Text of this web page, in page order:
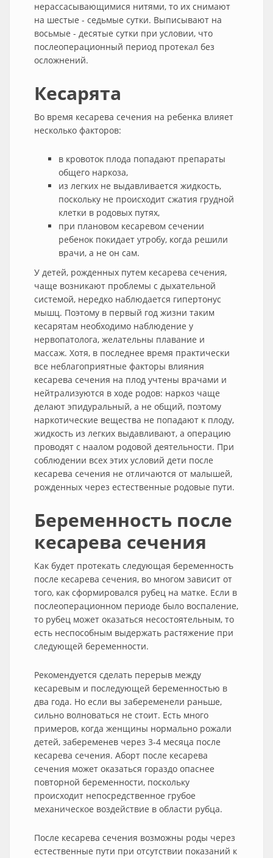
нерассасывающимися нитями, то их снимают
на шестые - седьмые сутки. Выписывают на
восьмые - десятые сутки при условии, что
послеоперационный период протекал без
осложнений.
Кесарята
Во время кесарева сечения на ребенка влияет
несколько факторов:
в кровоток плода попадают препараты
общего наркоза,
из легких не выдавливается жидкость,
поскольку не происходит сжатия грудной
клетки в родовых путях,
при плановом кесаревом сечении
ребенок покидает утробу, когда решили
врачи, а не он сам.
У детей, рожденных путем кесарева сечения,
чаще возникают проблемы с дыхательной
системой, нередко наблюдается гипертонус
мышц. Поэтому в первый год жизни таким
кесарятам необходимо наблюдение у
нервопатолога, желательны плавание и
массаж. Хотя, в последнее время практически
все неблагоприятные факторы влияния
кесарева сечения на плод учтены врачами и
нейтрализуются в ходе родов: наркоз чаще
делают эпидуральный, а не общий, поэтому
наркотические вещества не попадают к плоду,
жидкость из легких выдавливают, а операцию
проводят с наалом родовой деятельности. При
соблюдении всех этих условий дети после
кесарева сечения не отличаются от малышей,
рожденных через естественные родовые пути.
Беременность после
кесарева сечения
Как будет протекать следующая беременность
после кесарева сечения, во многом зависит от
того, как сформировался рубец на матке. Если в
послеоперационном периоде было воспаление,
то рубец может оказаться несостоятельным, то
есть неспособным выдержать растяжение при
следующей беременности.
Рекомендуется сделать перерыв между
кесаревым и последующей беременностью в
два года. Но если вы забеременели раньше,
сильно волноваться не стоит. Есть много
примеров, когда женщины нормально рожали
детей, забеременев через 3-4 месяца после
кесарева сечения. Аборт после кесарева
сечения может оказаться гораздо опаснее
повторной беременности, поскольку
происходит непосредственное грубое
механическое воздействие в области рубца.
После кесарева сечения возможны роды через
естественные пути при отсутствии показаний к